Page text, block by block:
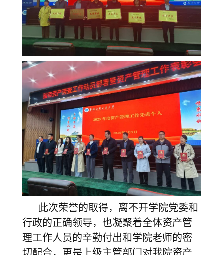
此次荣誉的取得，离不开学院党委和
行政的正确领导，也凝聚着全体资产管
理工作人员的辛勤付出和学院老师的密
切配合，更是上级主管部门对我院资产